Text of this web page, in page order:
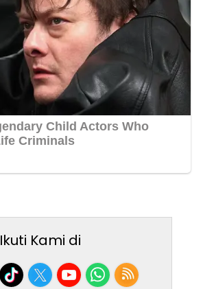
Ikuti Kami di